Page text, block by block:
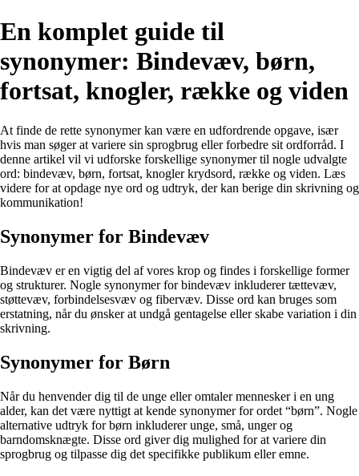
En komplet guide til
synonymer: Bindevæv, børn,
fortsat, knogler, række og viden
At finde de rette synonymer kan være en udfordrende opgave, især
hvis man søger at variere sin sprogbrug eller forbedre sit ordforråd. I
denne artikel vil vi udforske forskellige synonymer til nogle udvalgte
ord: bindevæv, børn, fortsat, knogler krydsord, række og viden. Læs
videre for at opdage nye ord og udtryk, der kan berige din skrivning og
kommunikation!
Synonymer for Bindevæv
Bindevæv er en vigtig del af vores krop og findes i forskellige former
og strukturer. Nogle synonymer for bindevæv inkluderer tættevæv,
støttevæv, forbindelsesvæv og fibervæv. Disse ord kan bruges som
erstatning, når du ønsker at undgå gentagelse eller skabe variation i din
skrivning.
Synonymer for Børn
Når du henvender dig til de unge eller omtaler mennesker i en ung
alder, kan det være nyttigt at kende synonymer for ordet “børn”. Nogle
alternative udtryk for børn inkluderer unge, små, unger og
barndomsknægte. Disse ord giver dig mulighed for at variere din
sprogbrug og tilpasse dig det specifikke publikum eller emne.